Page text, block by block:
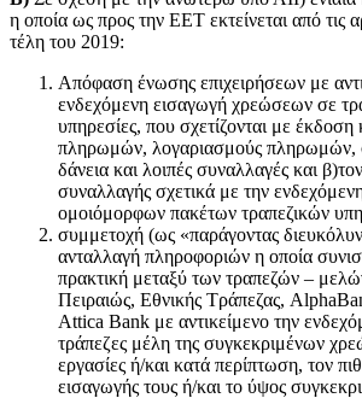
η οποία ως προς την ΕΕΤ εκτείνεται από τις
τέλη του 2019:
Απόφαση ένωσης επιχειρήσεων με
ενδεχόμενη εισαγωγή χρεώσεων σε
υπηρεσίες, που σχετίζονται με
πληρωμών, λογαριασμούς πληρωμών,
δάνεια και λοιπές συναλλαγές και
συναλλαγής σχετικά με την
ομοιόμορφων πακέτων τραπεζικών
συμμετοχή (ως «παράγοντας
ανταλλαγή πληροφοριών η οποία
πρακτική μεταξύ των τραπεζών –
Πειραιώς, Εθνικής Τράπεζας,
Attica Bank με αντικείμενο την
τράπεζες μέλη της συγκεκριμένων
εργασίες ή/και κατά περίπτωση, τον
εισαγωγής τους ή/και το ύψος